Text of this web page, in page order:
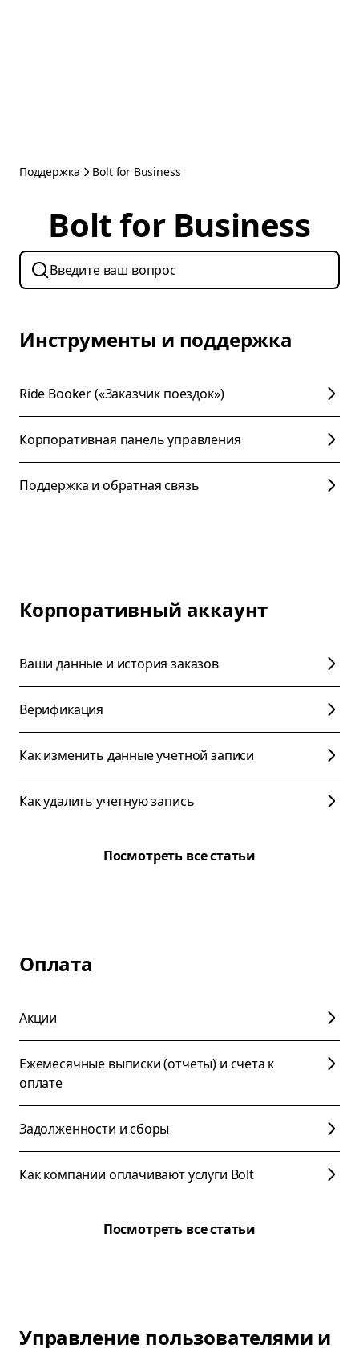
Поддержка Bolt for Business
Bolt for Business
Инструменты и поддержка
Ride Booker («Заказчик поездок»)
Корпоративная панель управления
Поддержка и обратная связь
Корпоративный аккаунт
Ваши данные и история заказов
Верификация
Как изменить данные учетной записи
Как удалить учетную запись
Посмотреть все статьи
Оплата
Акции
Ежемесячные выписки (отчеты) и счета к
оплате
Задолженности и сборы
Как компании оплачивают услуги Bolt
Посмотреть все статьи
Управление пользователями и